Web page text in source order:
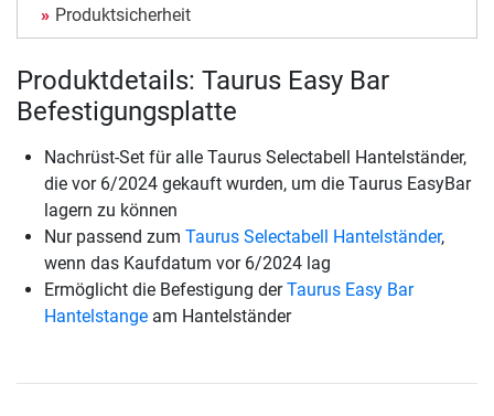
Produktsicherheit
Produktdetails: Taurus Easy Bar
Befestigungsplatte
Nachrüst-Set für alle Taurus Selectabell Hantelständer,
die vor 6/2024 gekauft wurden, um die Taurus EasyBar
lagern zu können
Nur passend zum Taurus Selectabell Hantelständer,
wenn das Kaufdatum vor 6/2024 lag
Ermöglicht die Befestigung derTaurus Easy Bar
Hantelstange am Hantelständer